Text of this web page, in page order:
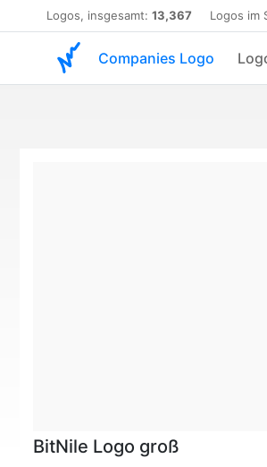
Logos, insgesamt: 13,367 Logos im
Companies Logo
BitNile Logo groß